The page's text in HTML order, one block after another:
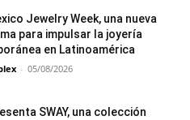
Jewelry Week, una nueva
para impulsar la joyería
en Latinoamérica
- 05/08/2026
SWAY, una colección